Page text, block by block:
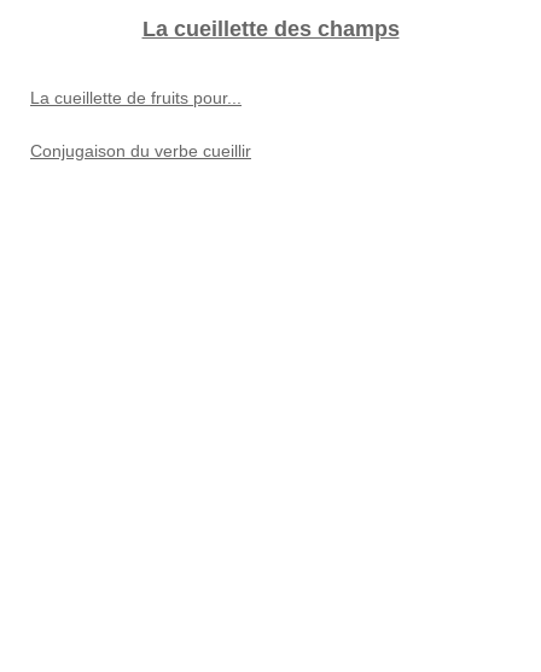
La cueillette des champs
La cueillette de fruits pour...
Conjugaison du verbe cueillir